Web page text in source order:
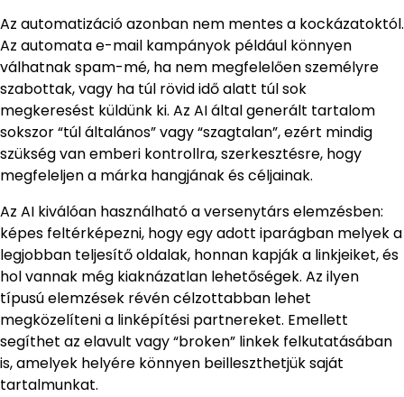
Az automatizáció azonban nem mentes a kockázatoktól.
Az automata e-mail kampányok például könnyen
válhatnak spam-mé, ha nem megfelelően személyre
szabottak, vagy ha túl rövid idő alatt túl sok
megkeresést küldünk ki. Az AI által generált tartalom
sokszor “túl általános” vagy “szagtalan”, ezért mindig
szükség van emberi kontrollra, szerkesztésre, hogy
megfeleljen a márka hangjának és céljainak.
Az AI kiválóan használható a versenytárs elemzésben:
képes feltérképezni, hogy egy adott iparágban melyek a
legjobban teljesítő oldalak, honnan kapják a linkjeiket, és
hol vannak még kiaknázatlan lehetőségek. Az ilyen
típusú elemzések révén célzottabban lehet
megközelíteni a linképítési partnereket. Emellett
segíthet az elavult vagy “broken” linkek felkutatásában
is, amelyek helyére könnyen beilleszthetjük saját
tartalmunkat.